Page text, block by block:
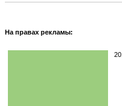
На правах рекламы: